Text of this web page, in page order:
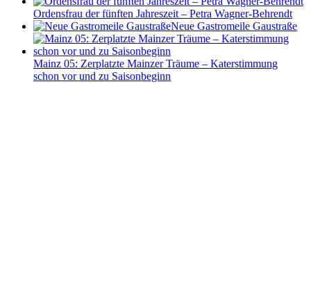
Ordensfrau der fünften Jahreszeit – Petra Wagner-Behrendt
Neue Gastromeile Gaustraße
Mainz 05: Zerplatzte Mainzer Träume – Katerstimmung
schon vor und zu Saisonbeginn